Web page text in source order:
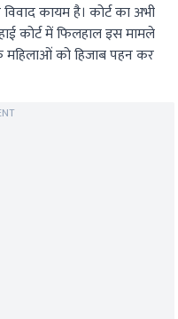
कायम है। कोर्ट का अभी
कोर्ट में फिलहाल इस मामले
महिलाओं को हिजाब पहन कर